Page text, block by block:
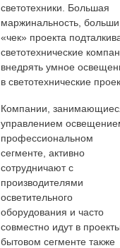
светотехники. Большая
маржинальность,
«чек» проекта
светотехнические
внедрять умное
в светотехнические
Компании,
управлением
профессиональном
сегменте, активно
сотрудничают с
производителями
осветительного
оборудования и часто
совместно идут в
бытовом сегменте также